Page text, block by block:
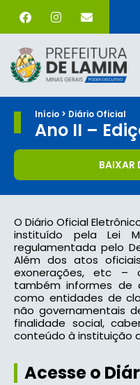
Início > Diário Oficial
Ano II –
BAIXAR
O Diário Oficial
instituído pela Lei
regulamentada pelo
Além dos atos
exonerações, etc –
também informes de
como entidades de
não governamentais
finalidade social,
conteúdo à instituição
Acesse o